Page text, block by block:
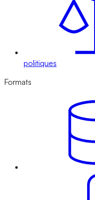
politiques
Formats